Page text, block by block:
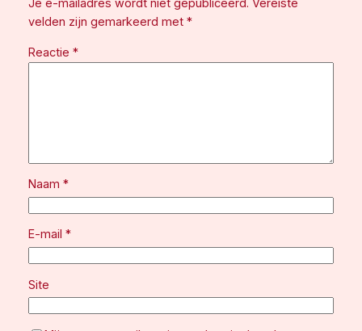
Je e-mailadres wordt niet gepubliceerd. Vereiste
velden zijn gemarkeerd met *
Reactie *
Naam *
E-mail *
Site